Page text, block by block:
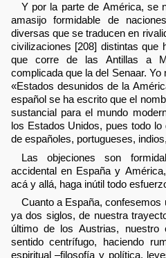
Y por la parte de América, se
amasijo formidable de
diversas que se traducen en
civilizaciones [208] distintas que
que corre de las Antillas a
complicada que la del Senaar.
«Estados desunidos de la
español se ha escrito que el
sustancial para el mundo
los Estados Unidos, pues todo
de españoles, portugueses,
Las objeciones son
accidental en España y
acá y allá, haga inútil todo
Cuanto a España,
ya dos siglos, de nuestra
último de los Austrias, nuestro
sentido centrífugo, haciendo
espiritual –filosofía y política,